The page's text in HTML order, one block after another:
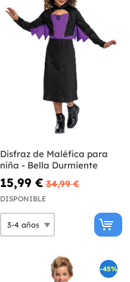
Disfraz de Maléfica para
niña - Bella Durmiente
15,99 € 34,99 €
DISPONIBLE
-45%